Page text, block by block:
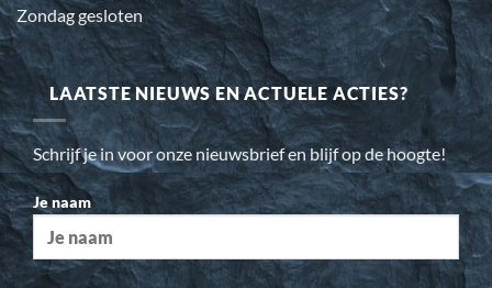
Zondag gesloten
LAATSTE NIEUWS EN ACTUELE ACTIES?
Schrijf je in voor onze nieuwsbrief en blijf op de hoogte!
Je naam